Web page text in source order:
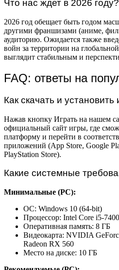
Что нас ждет в 2026 году?
2026 год обещает быть годом
другими франшизами (аниме,
аудиторию. Ожидается также
войн за территории на
выглядит стабильным и
FAQ: ответы на
Как скачать и установить
Нажав кнопку Играть на нашем
официальный сайт игры, где
платформу и перейти в
приложений (App Store, Google
PlayStation Store).
Какие системные
Минимальные (PC):
ОС: Windows 10 (64-bit)
Процессор: Intel Core i5-
Оперативная память: 8 ГБ
Видеокарта: NVIDIA
Radeon RX 560
Место на диске: 10 ГБ